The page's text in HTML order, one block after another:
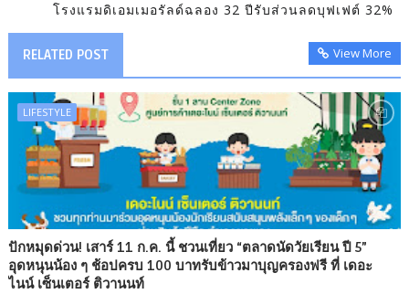
โรงแรมดิเอมเมอรัลด์ฉลอง 32 ปีรับส่วนลดบุฟเฟต์ 32%
RELATED POST View More
LIFESTYLE
ปักหมุดด่วน! เสาร์ 11 ก.ค. นี้ ชวนเที่ยว “ตลาดนัดวัยเรียน ปี 5”
อุดหนุนน้อง ๆ ช้อปครบ 100 บาทรับข้าวมาบุญครองฟรี ที่ เดอะ
ไนน์ เซ็นเตอร์ ติวานนท์